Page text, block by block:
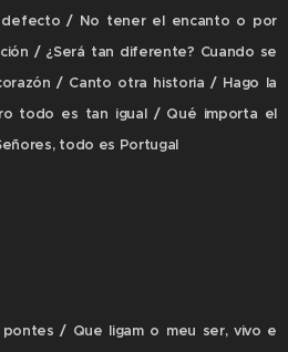
defecto / No tener el encanto o por
/ ¿Será tan diferente? Cuando se
/ Canto otra historia / Hago la
todo es tan igual / Qué importa el
todo es Portugal
/ Que ligam o meu ser, vivo e